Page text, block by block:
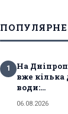
ПОПУЛЯРНЕ
1
На
вже кілька
води:...
06.08.2026